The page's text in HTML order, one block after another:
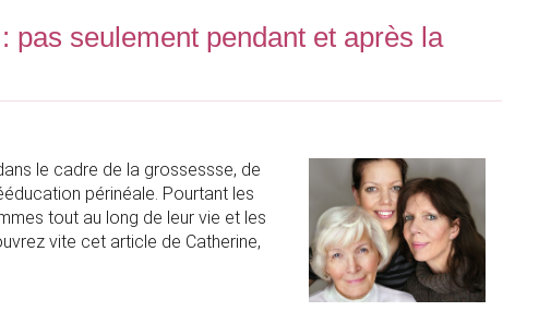
pas seulement pendant et après la
le cadre de la grossessse, de
périnéale. Pourtant les
tout au long de leur vie et les
vite cet article de Catherine,